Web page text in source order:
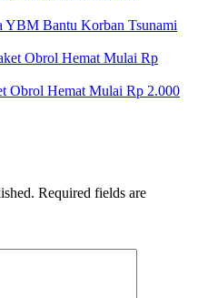
YBM Bantu Korban Tsunami
Obrol Hemat Mulai Rp 2.000
Required fields are